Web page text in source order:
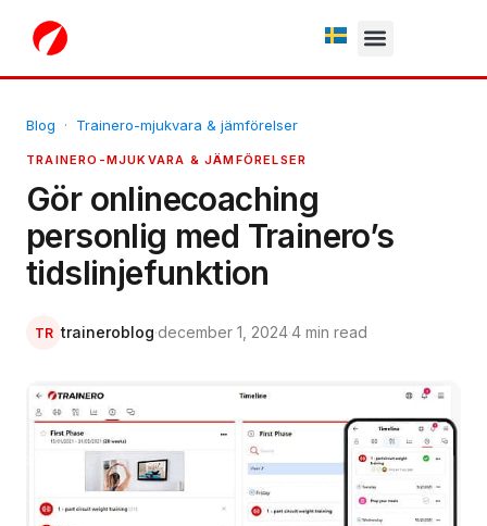
Blog · Trainero-mjukvara & jämförelser
TRAINERO-MJUKVARA & JÄMFÖRELSER
Gör onlinecoaching
personlig med Trainero’s
tidslinjefunktion
TR traineroblog·december 1, 2024·4 min read